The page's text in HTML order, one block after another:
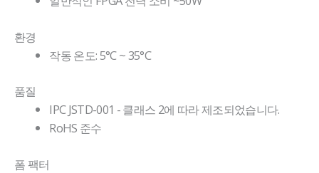
환경
작동 온도: 5°C ~ 35°C
품질
IPC JSTD-001 - 클래스 2에 따라 제조되었습니다.
RoHS 준수
폼 팩터